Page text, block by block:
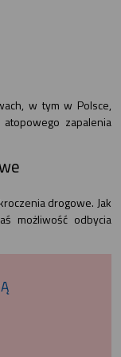
w tym w Polsce,
zapalenia
drogowe. Jak
możliwość odbycia